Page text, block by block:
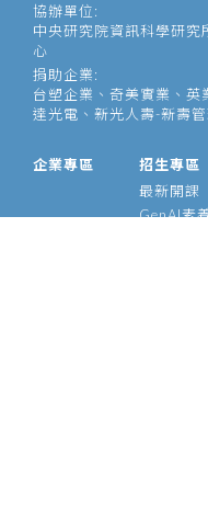
協辦單位:
中央研究院資訊科學研究
心
捐助企業:
台塑企業、奇美實業、英
達光電、新光人壽-新壽
企業專區
招生專區
最新開課
GenAI素